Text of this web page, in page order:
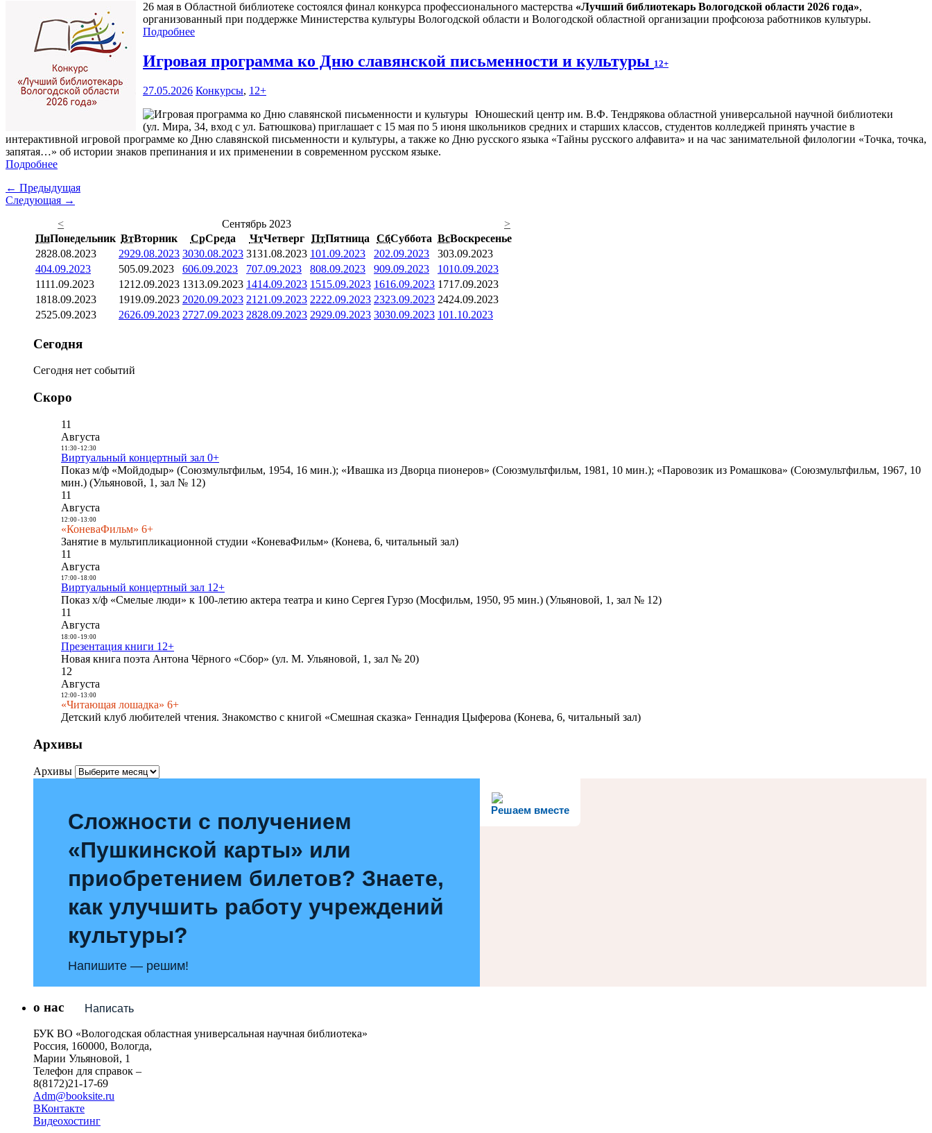
26 мая в Областной библиотеке состоялся финал конкурса профессионального мастерства «Лучший библиотекарь Вологодской области 2026 года»,
организованный при поддержке Министерства культуры Вологодской области и Вологодской областной организации профсоюза работников культуры.
Подробнее
Игровая программа ко Дню славянской письменности и культуры 12+
27.05.2026 Конкурсы, 12+
Юношеский центр им. В.Ф. Тендрякова областной универсальной научной библиотеки
(ул. Мира, 34, вход с ул. Батюшкова) приглашает с 15 мая по 5 июня школьников средних и старших классов, студентов колледжей принять участие в
интерактивной игровой программе ко Дню славянской письменности и культуры, а также ко Дню русского языка «Тайны русского алфавита» и на час занимательной филологии «Точка, точка,
запятая…» об истории знаков препинания и их применении в современном русском языке.
Подробнее
← Предыдущая
Следующая →
<
Сентябрь 2023
>
ПнПонедельник ВтВторник СрСреда ЧтЧетверг ПтПятница СбСуббота ВсВоскресенье
2828.08.2023 2929.08.2023 3030.08.2023 3131.08.2023 101.09.2023 202.09.2023 303.09.2023
404.09.2023 505.09.2023 606.09.2023 707.09.2023 808.09.2023 909.09.2023 1010.09.2023
1111.09.2023 1212.09.2023 1313.09.2023 1414.09.2023 1515.09.2023 1616.09.2023 1717.09.2023
1818.09.2023 1919.09.2023 2020.09.2023 21 21.09.2023 2222.09.2023 2323.09.2023 2424.09.2023
2525.09.2023 2626.09.2023 2727.09.2023 2828.09.2023 2929.09.2023 3030.09.2023 101.10.2023
Сегодня
Сегодня нет событий
Скоро
11
Августа
11:30- 12:30
Виртуальный концертный зал 0+
Показ м/ф «Мойдодыр» (Союзмультфильм, 1954, 16 мин.); «Ивашка из Дворца пионеров» (Союзмультфильм, 1981, 10 мин.); «Паровозик из Ромашкова» (Союзмультфильм, 1967, 10
мин.) (Ульяновой, 1, зал № 12)
11
Августа
12:00- 13:00
«КоневаФильм» 6+
Занятие в мультипликационной студии «КоневаФильм» (Конева, 6, читальный зал)
11
Августа
17:00- 18:00
Виртуальный концертный зал 12+
Показ х/ф «Смелые люди» к 100-летию актера театра и кино Сергея Гурзо (Мосфильм, 1950, 95 мин.) (Ульяновой, 1, зал № 12)
11
Августа
18:00- 19:00
Презентация книги 12+
Новая книга поэта Антона Чёрного «Сбор» (ул. М. Ульяновой, 1, зал № 20)
12
Августа
12:00- 13:00
«Читающая лошадка» 6+
Детский клуб любителей чтения. Знакомство с книгой «Смешная сказка» Геннадия Цыферова (Конева, 6, читальный зал)
Архивы
Архивы
Решаем вместе
Сложности с получением
«Пушкинской карты» или
приобретением билетов? Знаете,
как улучшить работу учреждений
культуры?
Напишите — решим!
Написать
о нас
БУК ВО «Вологодская областная универсальная научная библиотека»
Россия, 160000, Вологда,
Марии Ульяновой, 1
Телефон для справок –
8(8172)21-17-69
Adm@booksite.ru
ВКонтакте
Видеохостинг